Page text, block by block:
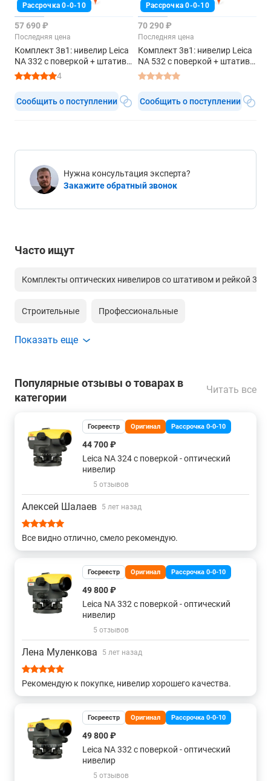
Рассрочка 0-0-10
57 690 ₽
Последняя цена
Комплект 3в1: нивелир Leica
NA 332 с поверкой + штатив,
рейка 3м
4
Сообщить о поступлении
Рассрочка 0-0-10
70 290 ₽
Последняя цена
Комплект 3в1: нивелир Leica
NA 532 с поверкой + штатив,
рейка 3м
Сообщить о поступлении
Нужна консультация эксперта?
Закажите обратный звонок
Часто ищут
Комплекты оптических нивелиров со штативом и рейкой 3 в
Строительные Профессиональные
Показать еще
Популярные отзывы о товарах в
категории
Читать все
Госреестр Оригинал Рассрочка 0-0-10
44 700 ₽
Leica NA 324 с поверкой - оптический
нивелир
5 отзывов
Алексей Шалаев 5 лет назад
Все видно отлично, смело рекомендую.
Госреестр Оригинал Рассрочка 0-0-10
49 800 ₽
Leica NA 332 с поверкой - оптический
нивелир
5 отзывов
Лена Муленкова 5 лет назад
Рекомендую к покупке, нивелир хорошего качества.
Госреестр Оригинал Рассрочка 0-0-10
49 800 ₽
Leica NA 332 с поверкой - оптический
нивелир
5 отзывов